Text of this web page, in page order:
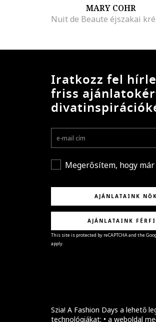
Szia! A Fashion Days a lehető
technológiákat: • a weboldal
MARY COHR
Iratkozz fel
friss
Megerősítem, hogy
AJÁNLATAINK
AJÁNLATAINK
This site is protected by reCAPTCHA and the
apply.
kollekcióit, különleges